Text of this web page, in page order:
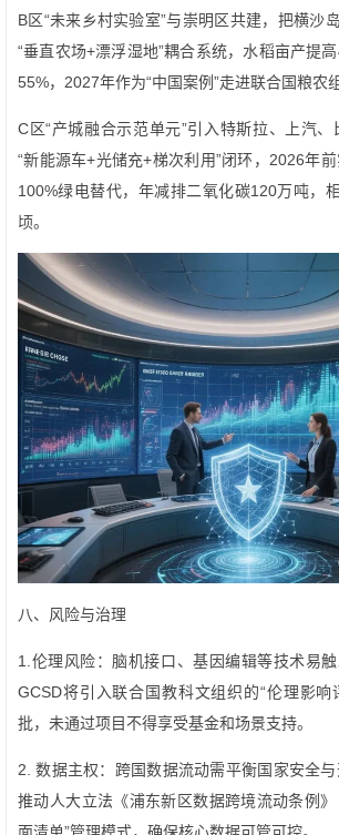
B区“未来乡村实验室”与崇明区共建，把横沙
“垂直农场+漂浮湿地”耦合系统，水稻亩产提
55%，2027年作为“中国案例”走进联合国粮农
C区“产城融合示范单元”引入特斯拉、上汽
“新能源车+光储充+梯次利用”闭环，2026年
100%绿电替代，年减排二氧化碳120万吨，
顷。
八、风险与治理
1.伦理风险：脑机接口、基因编辑等技术易触
GCSD将引入联合国教科文组织的“伦理影响
批，未通过项目不得享受基金和场景支持。
2. 数据主权：跨国数据流动需平衡国家安全
推动人大立法《浦东新区数据跨境流动条例》